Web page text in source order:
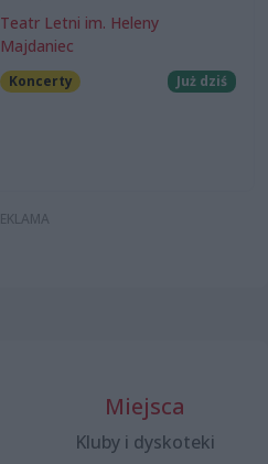
Teatr Letni im. Heleny
Majdaniec
Koncerty Już dziś
Miejsca
Kluby i dyskoteki